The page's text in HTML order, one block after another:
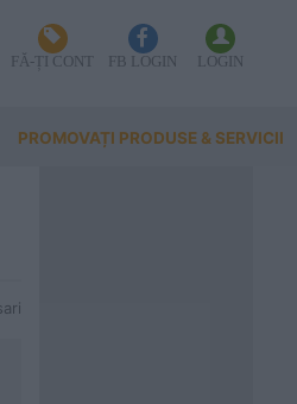
FĂ-ȚI CONT FB LOGIN LOGIN
PROMOVAȚI PRODUSE & SERVICII